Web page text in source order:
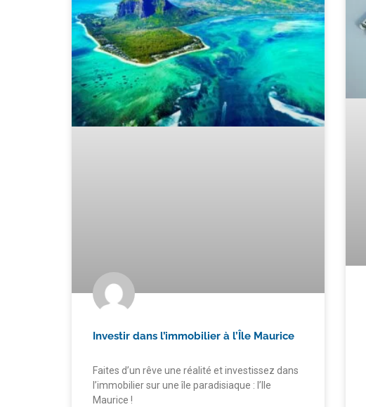
Investir dans l’immobilier à l’Île Maurice
Faites d’un rêve une réalité et investissez dans
l’immobilier sur une île paradisiaque : l’Ile
Maurice !